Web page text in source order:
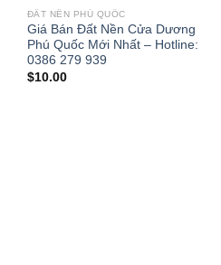
ĐẤT NỀN PHÚ QUỐC
Giá Bán Đất Nền Cửa Dương
Phú Quốc Mới Nhất – Hotline:
0386 279 939
$10.00